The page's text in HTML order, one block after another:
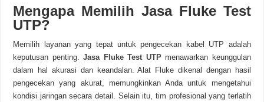
Mengapa Memilih Jasa Fluke Test
UTP?
Memilih layanan yang tepat untuk pengecekan kabel UTP adalah
keputusan penting.Jasa Fluke Test UTPmenawarkan keunggulan
dalam hal akurasi dan keandalan. Alat Fluke dikenal dengan hasil
pengecekan yang akurat, memungkinkan Anda untuk mengetahui
kondisi jaringan secara detail. Selain itu, tim profesional yang terlatih